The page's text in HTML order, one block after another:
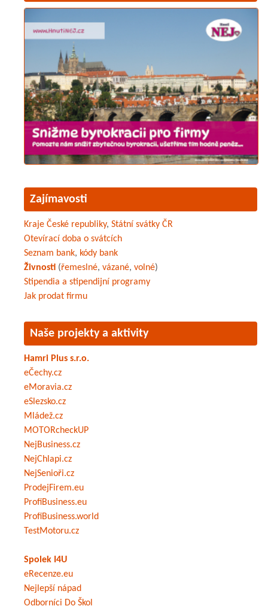
Zajímavosti
Kraje České republiky, Státní svátky ČR
Otevírací doba o svátcích
Seznam bank, kódy bank
Živnosti (řemeslné, vázané, volné)
Stipendia a stipendijní programy
Jak prodat firmu
Naše projekty a aktivity
Hamri Plus s.r.o.
eČechy.cz
eMoravia.cz
eSlezsko.cz
Mládež.cz
MOTORcheckUP
NejBusiness.cz
NejChlapi.cz
NejSenioři.cz
ProdejFirem.eu
ProfiBusiness.eu
ProfiBusiness.world
TestMotoru.cz
Spolek I4U
eRecenze.eu
Nejlepší nápad
Odborníci Do Škol